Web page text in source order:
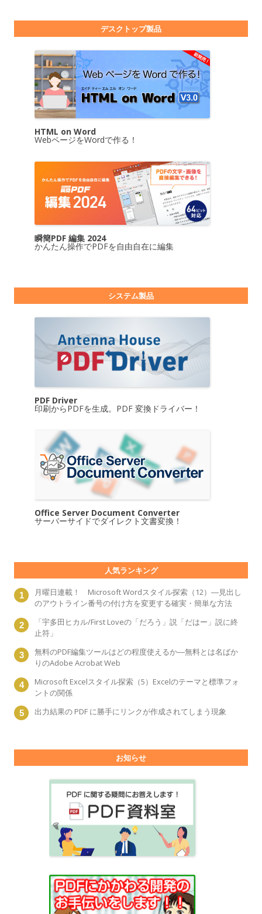
デスクトップ製品
HTML on Word
WebページをWordで作る！
瞬簡PDF 編集 2024
かんたん操作でPDFを自由自在に編集
システム製品
PDF Driver
印刷からPDFを生成。PDF 変換ドライバー！
Office Server Document Converter
サーバーサイドでダイレクト文書変換！
人気ランキング
月曜日連載！ Microsoft Wordスタイル探索（12）―見出し
のアウトライン番号の付け方を変更する確実・簡単な方法
「宇多田ヒカル/First Loveの「だろう」説「だはー」説に終
止符」
無料のPDF編集ツールはどの程度使えるか―無料とは名ばか
りのAdobe Acrobat Web
Microsoft Excelスタイル探索（5）Excelのテーマと標準フォ
ントの関係
出力結果の PDF に勝手にリンクが作成されてしまう現象
お知らせ